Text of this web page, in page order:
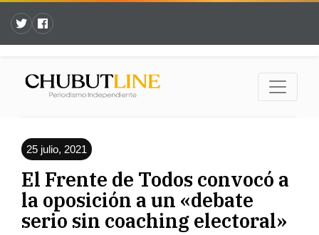
25 julio, 2021
El Frente de Todos convocó a
la oposición a un «debate
serio sin coaching electoral»